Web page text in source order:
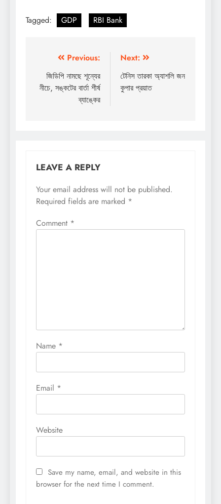
Tagged: GDP RBI Bank
navigation
Previous:
জিডিপি নামছে শূন্যের
নীচে, সঙ্কটের বার্তা শীর্ষ
ব্যাঙ্কের
Next:
টেনিস তারকা অ্যাশলি জন
কুপার প্রয়াত
LEAVE A REPLY
Your email address will not be published.
Required fields are marked *
Comment *
Name *
Email *
Website
Save my name, email, and website in this
browser for the next time I comment.